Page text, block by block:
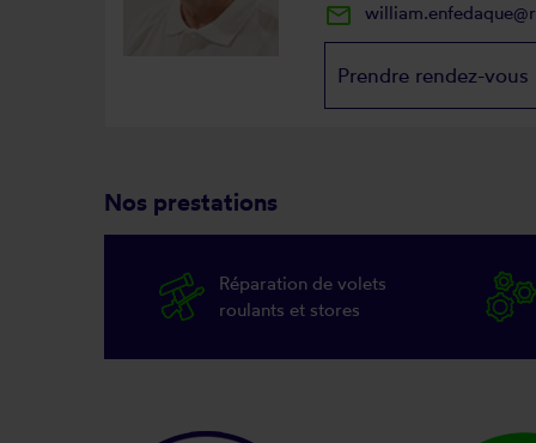
mail_outline
Prendre rendez-vous
Nos prestations
Réparation de volets
roulants et stores